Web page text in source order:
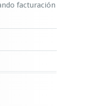
facturación